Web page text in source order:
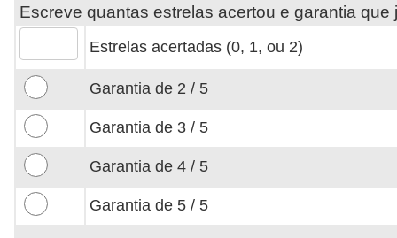
Escreve quantas estrelas acertou e garantia que
Estrelas acertadas (0, 1, ou 2)
Garantia de 2 / 5
Garantia de 3 / 5
Garantia de 4 / 5
Garantia de 5 / 5